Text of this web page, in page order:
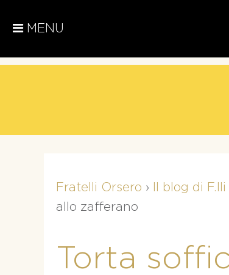
MENU
Fratelli Orsero › Il blog di
allo zafferano
Torta